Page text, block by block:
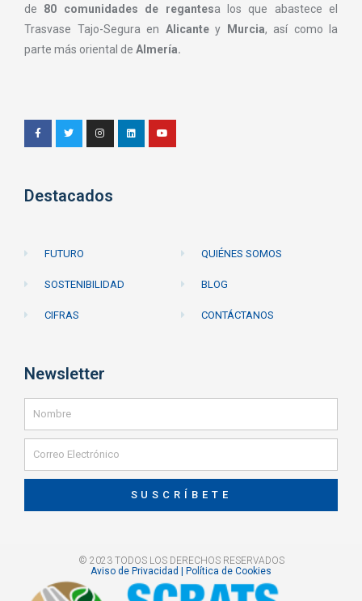
de 80 comunidades de regantesa los que abastece el
Trasvase Tajo-Segura en Alicante y Murcia, así como la
parte más oriental de Almería.
Destacados
FUTURO
SOSTENIBILIDAD
CIFRAS
QUIÉNES SOMOS
BLOG
CONTÁCTANOS
Newsletter
SUSCRÍBETE
© 2023 TODOS LOS DERECHOS RESERVADOS
Aviso de Privacidad | Política de Cookies